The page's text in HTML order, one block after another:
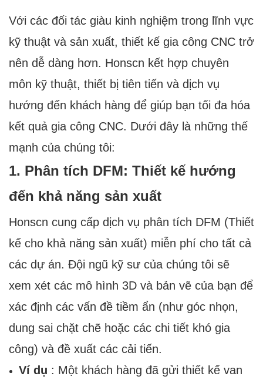
Với các đối tác giàu kinh nghiệm trong lĩnh vực
kỹ thuật và sản xuất, thiết kế gia công CNC trở
nên dễ dàng hơn. Honscn kết hợp chuyên
môn kỹ thuật, thiết bị tiên tiến và dịch vụ
hướng đến khách hàng để giúp bạn tối đa hóa
kết quả gia công CNC. Dưới đây là những thế
mạnh của chúng tôi:
1. Phân tích DFM: Thiết kế hướng
đến khả năng sản xuất
Honscn cung cấp dịch vụ phân tích DFM (Thiết
kế cho khả năng sản xuất) miễn phí cho tất cả
các dự án. Đội ngũ kỹ sư của chúng tôi sẽ
xem xét các mô hình 3D và bản vẽ của bạn để
xác định các vấn đề tiềm ẩn (như góc nhọn,
dung sai chặt chẽ hoặc các chi tiết khó gia
công) và đề xuất các cải tiến.
Ví dụ : Một khách hàng đã gửi thiết kế van